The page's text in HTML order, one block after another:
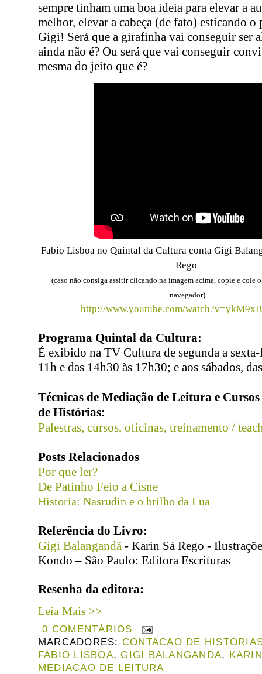
sempre tinham uma boa ideia para elevar a
melhor, elevar a cabeça (de fato) esticando o
Gigi! Será que a girafinha vai conseguir ser
ainda não é? Ou será que vai conseguir
mesma do jeito que é?
Fabio Lisboa no Quintal da Cultura conta Gigi
Rego
(caso não consiga assitir clicando na imagem acima, copie e cole
navegador)
http://www.youtube.com/
Programa Quintal da Cultura:
É exibido na TV Cultura de segunda a sexta-
11h e das 14h30 às 17h30; e aos sábados,
Técnicas de Mediação de Leitura e
de Histórias:
Palestras, cursos, oficinas, treinamento /
Posts Relacionados
Por que ler?
De Patinho Feio a Cisne
Historia: Nasrudin e o brilho da Lua
Referência do Livro:
Gigi Balangandã - Karin Sá Rego -
Kondo – São Paulo: Editora Escrituras
Resenha da editora:
Leia Mais >>
0 COMENTÁRIOS
MARCADORES: CONTACAO DE
FABIO LISBOA,GIGI BALANGANDA,
MEDIACAO DE LEITURA